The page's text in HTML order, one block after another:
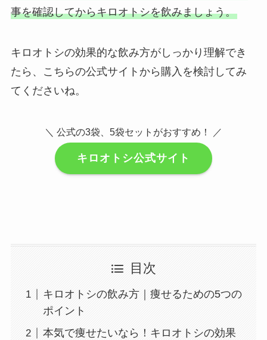
事を確認してからキロオトシを飲みましょう。
キロオトシの効果的な飲み方がしっかり理解でき
たら、こちらの公式サイトから購入を検討してみ
てくださいね。
＼ 公式の3袋、5袋セットがおすすめ！ ／
キロオトシ公式サイト
目次
キロオトシの飲み方｜痩せるための5つの
ポイント
本気で痩せたいなら！キロオトシの効果